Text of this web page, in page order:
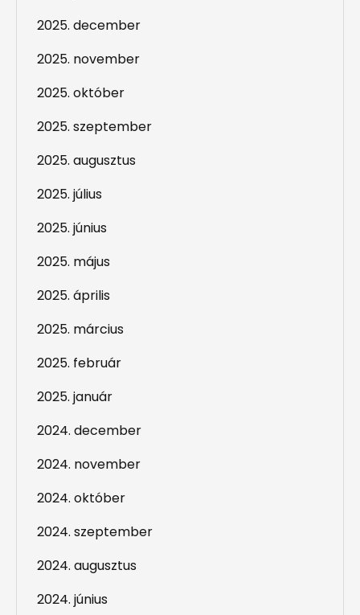
2025. december
2025. november
2025. október
2025. szeptember
2025. augusztus
2025. július
2025. június
2025. május
2025. április
2025. március
2025. február
2025. január
2024. december
2024. november
2024. október
2024. szeptember
2024. augusztus
2024. június